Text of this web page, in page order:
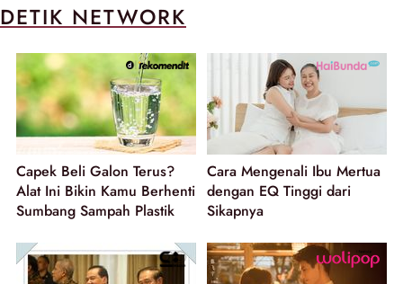
DETIK NETWORK
Capek Beli Galon Terus?
Alat Ini Bikin Kamu Berhenti
Sumbang Sampah Plastik
Cara Mengenali Ibu Mertua
dengan EQ Tinggi dari
Sikapnya